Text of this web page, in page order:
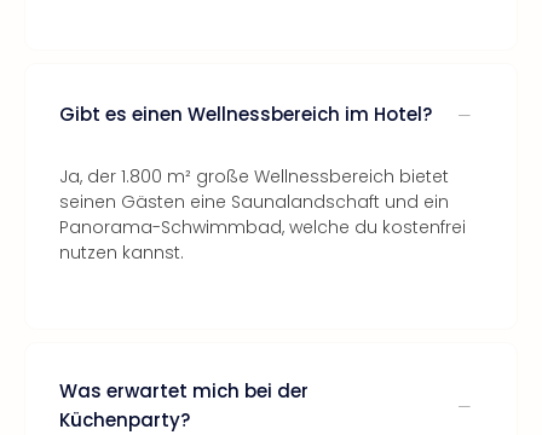
Gibt es einen Wellnessbereich im Hotel?
Ja, der 1.800 m² große Wellnessbereich bietet
seinen Gästen eine Saunalandschaft und ein
Panorama-Schwimmbad, welche du kostenfrei
nutzen kannst.
Was erwartet mich bei der
Küchenparty?